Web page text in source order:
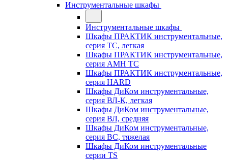
Инструментальные шкафы
Инструментальные шкафы
Шкафы ПРАКТИК инструментальные,
серия TC, легкая
Шкафы ПРАКТИК инструментальные,
серия AMH TC
Шкафы ПРАКТИК инструментальные,
серия HARD
Шкафы ДиКом инструментальные,
cерия ВЛ-К, легкая
Шкафы ДиКом инструментальные,
серия ВЛ, средняя
Шкафы ДиКом инструментальные,
серия ВС, тяжелая
Шкафы ДиКом инструментальные
серии TS